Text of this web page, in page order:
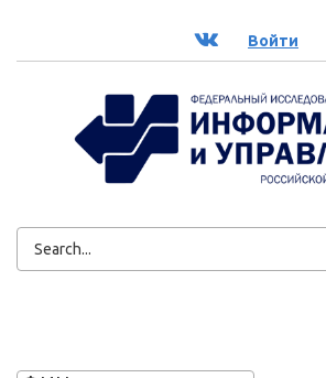
ВК Войти
ФОРМА